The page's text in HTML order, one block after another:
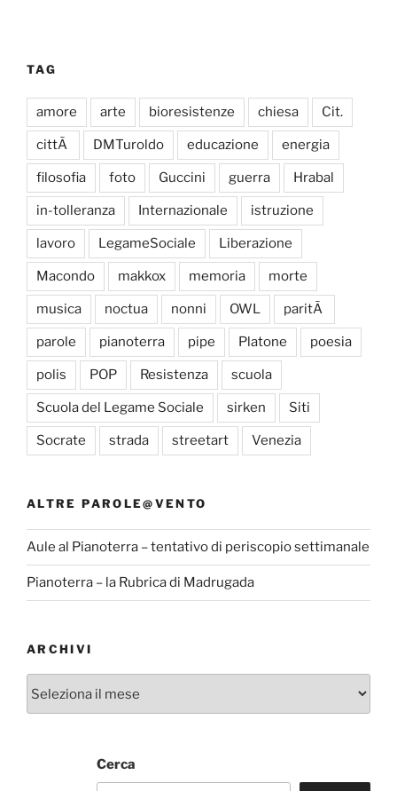
TAG
amore arte bioresistenze chiesa Cit.
cittÃ DMTuroldo educazione energia
filosofia foto Guccini guerra Hrabal
in-tolleranza Internazionale istruzione
lavoro LegameSociale Liberazione
Macondo makkox memoria morte
musica noctua nonni OWL paritÃ
parole pianoterra pipe Platone poesia
polis POP Resistenza scuola
Scuola del Legame Sociale sirken Siti
Socrate strada streetart Venezia
ALTRE PAROLE@VENTO
Aule al Pianoterra – tentativo di periscopio settimanale
Pianoterra – la Rubrica di Madrugada
ARCHIVI
Cerca